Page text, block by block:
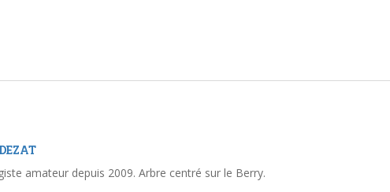
amateur depuis 2009. Arbre centré sur le Berry.